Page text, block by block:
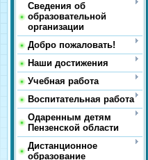
Сведения об
образовательной
организации
Добро пожаловать!
Наши достижения
Учебная работа
Воспитательная работа
Одаренным детям
Пензенской области
Дистанционное
образование